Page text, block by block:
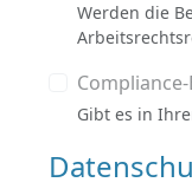
Werden die
Gibt es in